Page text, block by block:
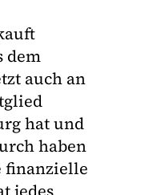
dem
auch an
hat und
haben
finanzielle